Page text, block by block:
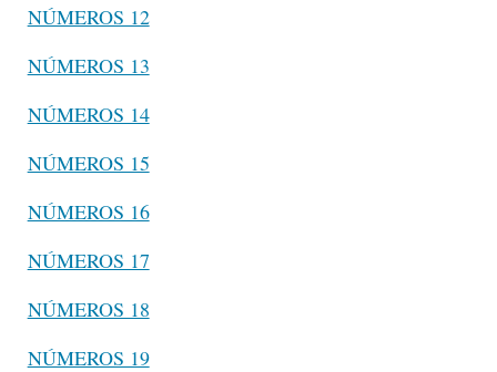
NÚMEROS 12
NÚMEROS 13
NÚMEROS 14
NÚMEROS 15
NÚMEROS 16
NÚMEROS 17
NÚMEROS 18
NÚMEROS 19